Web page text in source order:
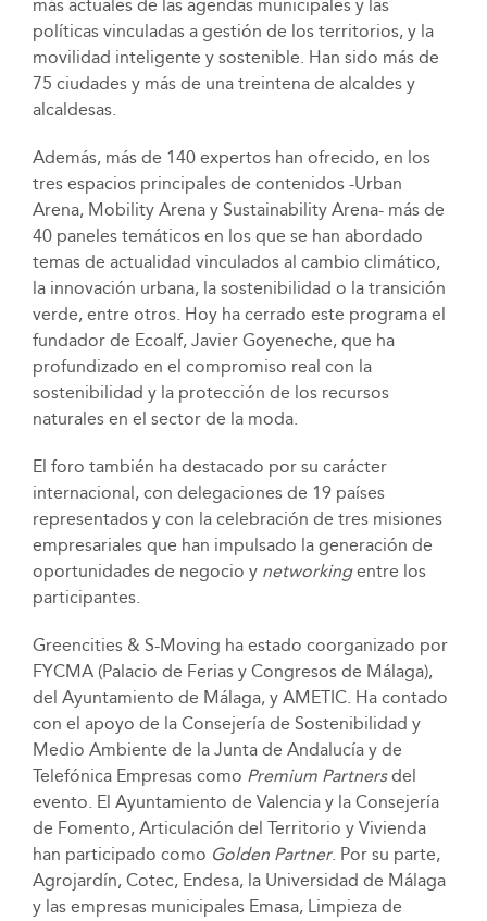
más actuales de las agendas municipales y las
políticas vinculadas a gestión de los territorios, y la
movilidad inteligente y sostenible. Han sido más de
75 ciudades y más de una treintena de alcaldes y
alcaldesas.
Además, más de 140 expertos han ofrecido, en los
tres espacios principales de contenidos -Urban
Arena, Mobility Arena y Sustainability Arena- más de
40 paneles temáticos en los que se han abordado
temas de actualidad vinculados al cambio climático,
la innovación urbana, la sostenibilidad o la transición
verde, entre otros. Hoy ha cerrado este programa el
fundador de Ecoalf, Javier Goyeneche, que ha
profundizado en el compromiso real con la
sostenibilidad y la protección de los recursos
naturales en el sector de la moda.
El foro también ha destacado por su carácter
internacional, con delegaciones de 19 países
representados y con la celebración de tres misiones
empresariales que han impulsado la generación de
oportunidades de negocio y networkingentre los
participantes.
Greencities & S-Moving ha estado coorganizado por
FYCMA (Palacio de Ferias y Congresos de Málaga),
del Ayuntamiento de Málaga, y AMETIC. Ha contado
con el apoyo de la Consejería de Sostenibilidad y
Medio Ambiente de la Junta de Andalucía y de
Telefónica Empresas como Premium Partnersdel
evento. El Ayuntamiento de Valencia y la Consejería
de Fomento, Articulación del Territorio y Vivienda
han participado como Golden Partner. Por su parte,
Agrojardín, Cotec, Endesa, la Universidad de Málaga
y las empresas municipales Emasa, Limpieza de